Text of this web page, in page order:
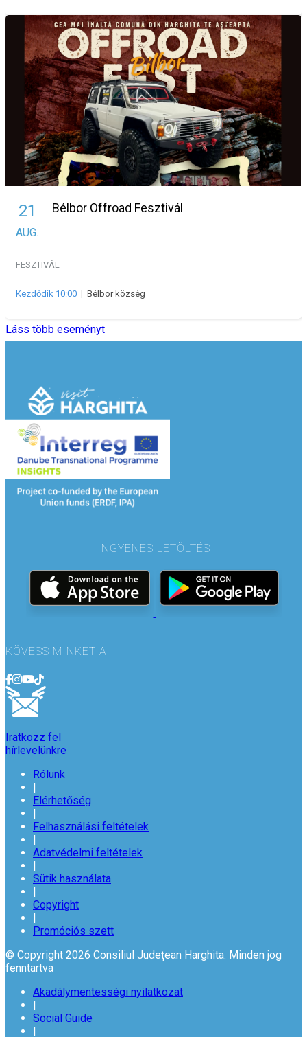
21
AUG.
Bélbor Offroad Fesztivál
FESZTIVÁL
Kezdődik 10:00 | Bélbor község
Láss több eseményt
INGYENES LETÖLTÉS
KÖVESS MINKET A
Iratkozz fel
hírlevelünkre
Rólunk
|
Elérhetőség
|
Felhasználási feltételek
|
Adatvédelmi feltételek
|
Sütik használata
|
Copyright
|
Promóciós szett
© Copyright 2026 Consiliul Județean Harghita. Minden jog
fenntartva
Akadálymentességi nyilatkozat
|
Social Guide
|